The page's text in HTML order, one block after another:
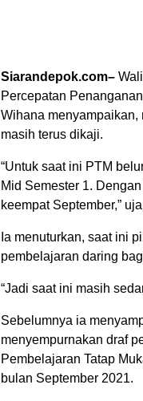
Siarandepok.com–
Percepatan
Wihana menyampaikan,
masih terus dikaji.
“Untuk saat ini PTM
Mid Semester 1.
keempat September,”
Ia menuturkan, saat ini
pembelajaran daring
“Jadi saat ini masih
Sebelumnya ia
menyempurnakan draf
Pembelajaran Tatap
bulan September 2021.